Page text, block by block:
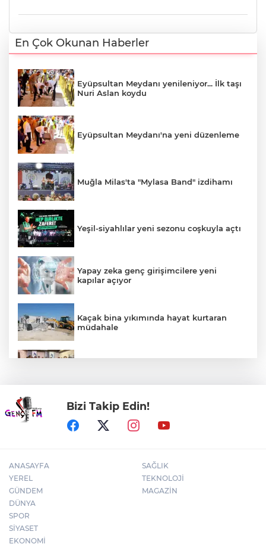
En Çok Okunan Haberler
Eyüpsultan Meydanı yenileniyor... İlk taşı
Nuri Aslan koydu
Eyüpsultan Meydanı'na yeni düzenleme
Muğla Milas'ta "Mylasa Band" izdihamı
Yeşil-siyahlılar yeni sezonu coşkuyla açtı
Yapay zeka genç girişimcilere yeni
kapılar açıyor
Kaçak bina yıkımında hayat kurtaran
müdahale
Kütahya'da Geleneksel Müderris
Mahallesi Şenliği coşkusu
Bizi Takip Edin!
ANASAYFA
YEREL
GÜNDEM
DÜNYA
SPOR
SİYASET
EKONOMİ
SAĞLIK
TEKNOLOJİ
MAGAZİN